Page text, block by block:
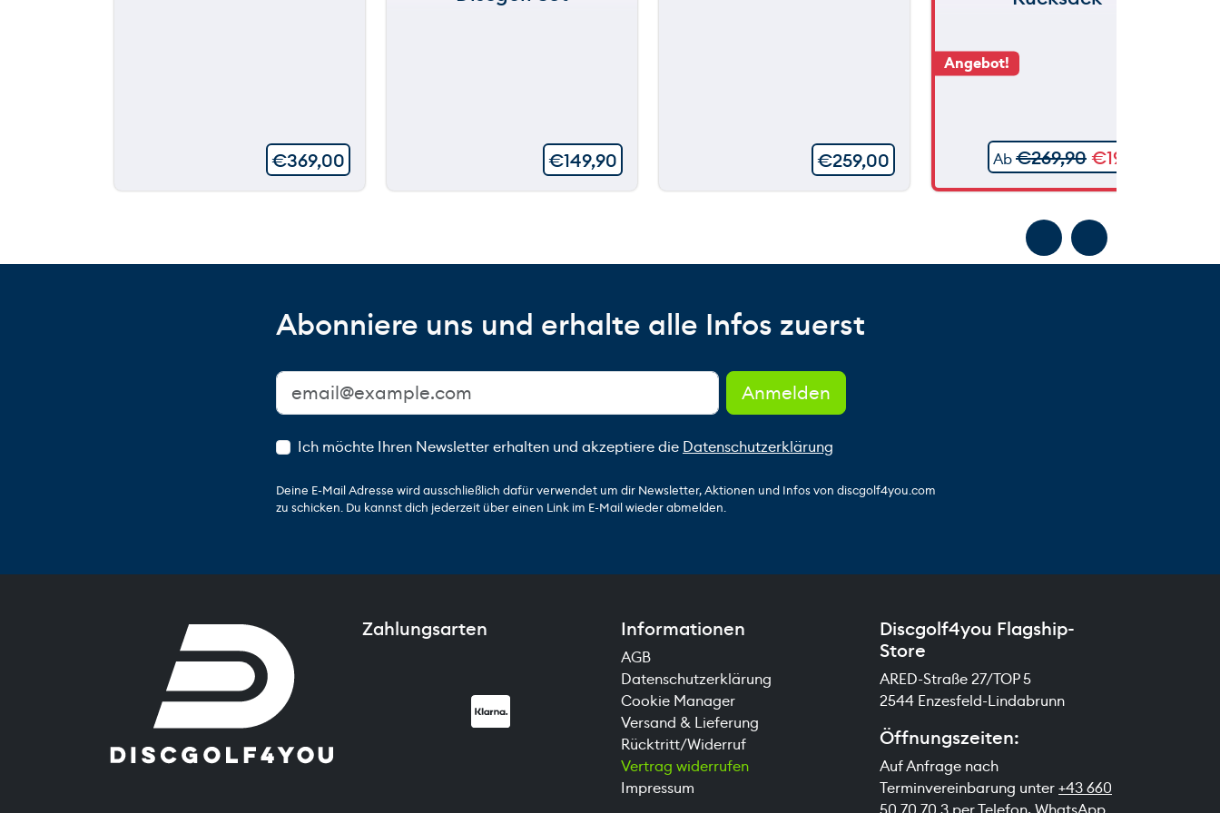
€369,00 €149,90 €259,00
Angebot!
Ab€269,90€199,90
Abonniere uns und erhalte alle Infos zuerst
Ich möchte Ihren Newsletter erhalten und akzeptiere die Datenschutzerklärung
Deine E-Mail Adresse wird ausschließlich dafür verwendet um dir Newsletter, Aktionen und Infos von discgolf4you.com
zu schicken. Du kannst dich jederzeit über einen Link im E-Mail wieder abmelden.
Zahlungsarten Informationen
AGB
Datenschutzerklärung
Cookie Manager
Versand & Lieferung
Rücktritt/Widerruf
Vertrag widerrufen
Impressum
Discgolf4you Flagship-
Store
ARED-Straße 27/TOP 5
2544 Enzesfeld-Lindabrunn
Öffnungszeiten:
Auf Anfrage nach
Terminvereinbarung unter+43 660